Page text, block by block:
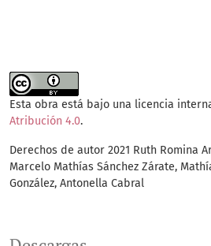
Esta obra está bajo una licencia
Atribución 4.0.
Derechos de autor 2021 Ruth Romina
Marcelo Mathías Sánchez Zárate,
González, Antonella Cabral